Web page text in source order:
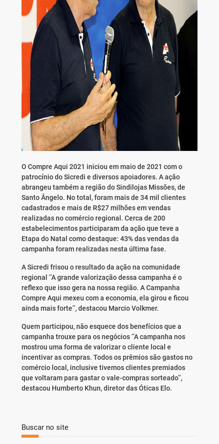
O Compre Aqui 2021 iniciou em maio de 2021 com o
patrocínio do Sicredi e diversos apoiadores. A ação
abrangeu também a região do Sindilojas Missões, de
Santo Ângelo. No total, foram mais de 34 mil clientes
cadastrados e mais de R$27 milhões em vendas
realizadas no comércio regional. Cerca de 200
estabelecimentos participaram da ação que teve a
Etapa do Natal como destaque: 43% das vendas da
campanha foram realizadas nesta última fase.
A Sicredi frisou o resultado da ação na comunidade
regional ‘’A grande valorização dessa campanha é o
reflexo que isso gera na nossa região. A Campanha
Compre Aqui mexeu com a economia, ela girou e ficou
ainda mais forte’’, destacou Marcio Volkmer.
Quem participou, não esquece dos benefícios que a
campanha trouxe para os negócios ‘’A campanha nos
mostrou uma forma de valorizar o cliente local e
incentivar as compras. Todos os prêmios são gastos no
comércio local, inclusive tivemos clientes premiados
que voltaram para gastar o vale-compras sorteado’’,
destacou Humberto Khun, diretor das Óticas Elo.
Buscar no site